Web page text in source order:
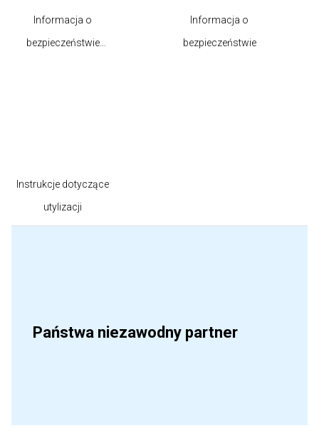
Informacja o
bezpieczeństwie
Informacja o
bezpieczeństwie
Instrukcje dotyczące
utylizacji
Państwa niezawodny partner